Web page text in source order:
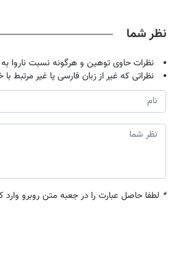
نظر شما
نظرات حاوی توهین و هرگونه نسبت
نظراتی که غیر از زبان فارسی یا غیر مرتبط
* لطفا حاصل عبارت را در جعبه متن روبرو وارد